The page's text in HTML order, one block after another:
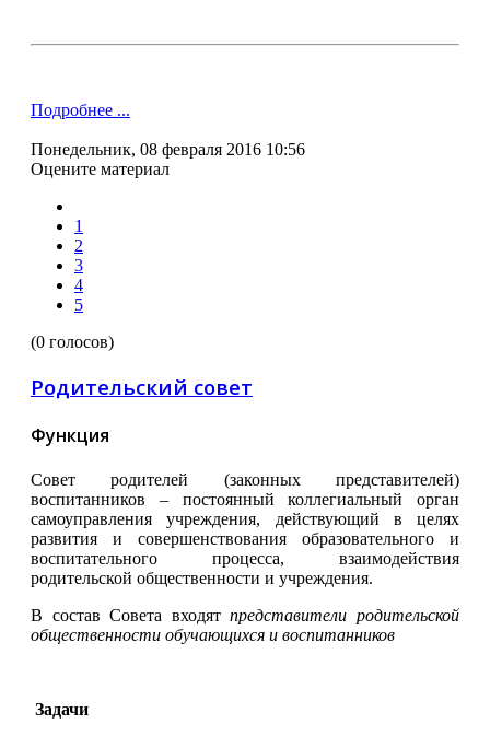
Подробнее ...
Понедельник, 08 февраля 2016 10:56
Оцените материал
1
2
3
4
5
(0 голосов)
Родительский совет
Функция
Совет родителей (законных представителей)
воспитанников – постоянный коллегиальный орган
самоуправления учреждения, действующий в целях
развития и совершенствования образовательного и
воспитательного процесса, взаимодействия
родительской общественности и учреждения.
В состав Совета входятпредставители родительской
общественности обучающихся и воспитанников
Задачи